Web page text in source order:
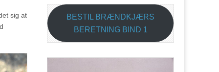
sig at
BESTIL BRÆNDKJÆRS
BERETNING BIND 1